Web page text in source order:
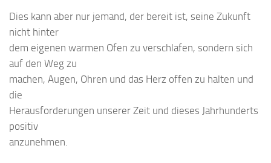
Dies kann aber nur jemand, der bereit ist, seine Zukunft
nicht hinter
dem eigenen warmen Ofen zu verschlafen, sondern sich
auf den Weg zu
machen, Augen, Ohren und das Herz offen zu halten und
die
Herausforderungen unserer Zeit und dieses Jahrhunderts
positiv
anzunehmen.